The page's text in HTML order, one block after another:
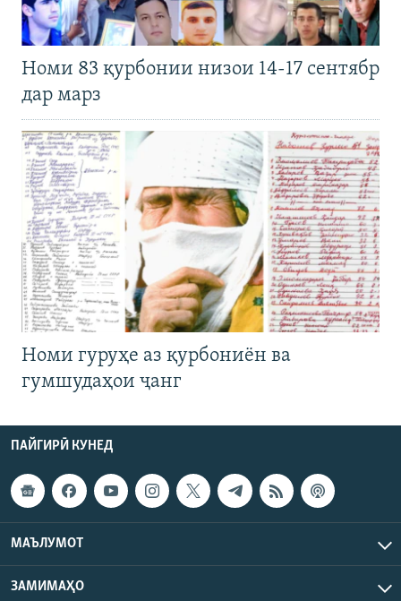
Номи 83 қурбонии низои 14-17 сентябр
дар марз
Номи гуруҳе аз қурбониён ва
гумшудаҳои ҷанг
ПАЙГИРӢ КУНЕД
МАЪЛУМОТ
ЗАМИМАҲО